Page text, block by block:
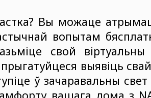
Вы можаце
вопытам
свой
выявіць
ў зачаравальны